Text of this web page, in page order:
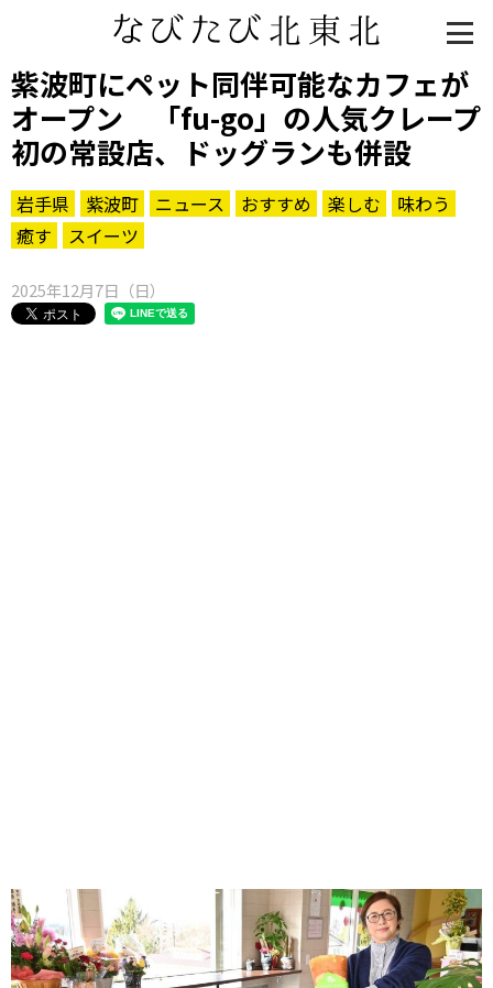
紫波町にペット同伴可能なカフェが
オープン 「fu-go」の人気クレープ
初の常設店、ドッグランも併設
岩手県 紫波町 ニュース おすすめ 楽しむ
味わう
癒す
スイーツ
2025年12月7日（日）
知る一覧
世界遺産
文化・歴史
パワースポット
ミステリー